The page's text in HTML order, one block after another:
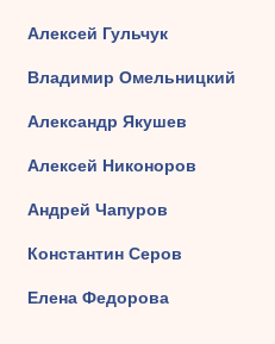
Алексей Гульчук
Владимир Омельницкий
Александр Якушев
Алексей Никоноров
Андрей Чапуров
Константин Серов
Елена Федорова